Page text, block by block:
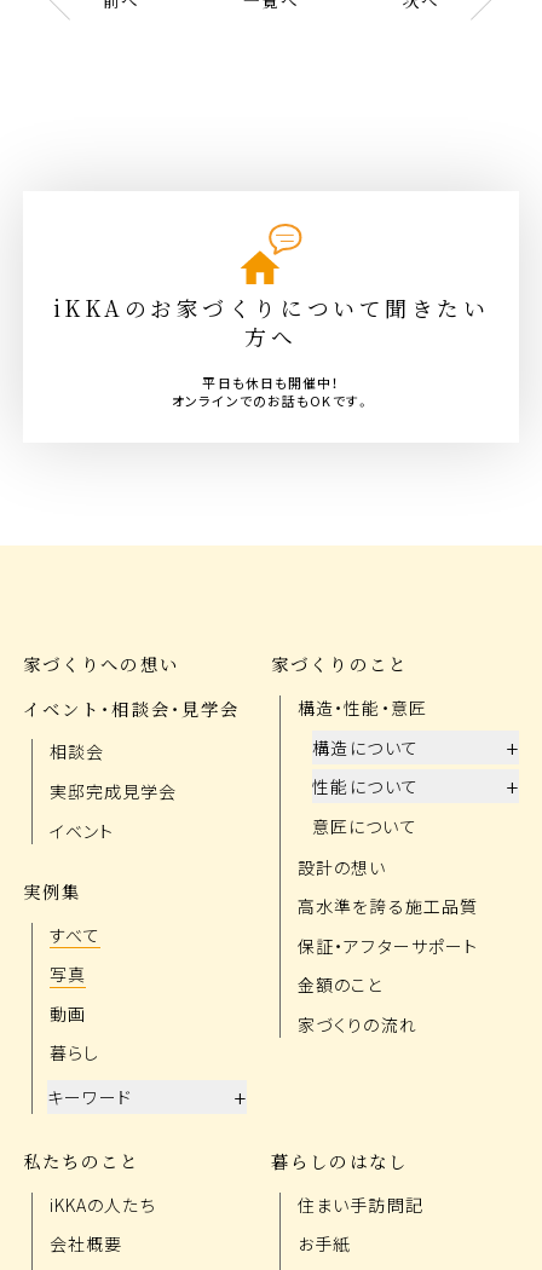
iKKAのお家づくりについて聞きたい
方へ
平日も休日も開催中！
オンラインでのお話もOKです。
家づくりへの想い
イベント・相談会・見学会
相談会
実邸完成見学会
イベント
実例集
すべて
写真
動画
暮らし
キーワード
+
家づくりのこと
構造・性能・意匠
構造について
+
性能について +
意匠について
設計の想い
高水準を誇る施工品質
保証・アフターサポート
金額のこと
家づくりの流れ
私たちのこと
iKKAの人たち
会社概要
暮らしのはなし
住まい手訪問記
お手紙